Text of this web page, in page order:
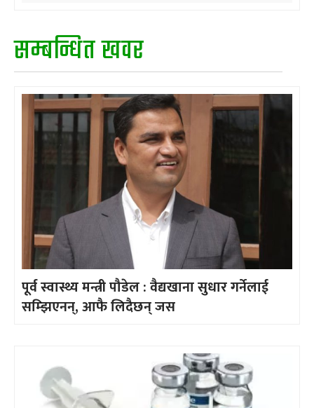
सम्बन्धित खवर
पूर्व स्वास्थ्य मन्त्री पौडेल : वैद्यखाना सुधार गर्नेलाई
सम्झिएनन्, आफै लिदैछन् जस